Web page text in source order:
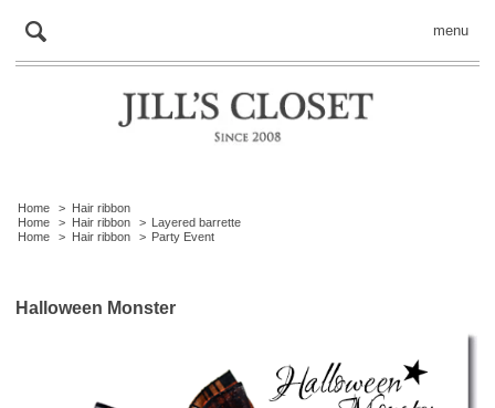
menu
Home > Hair ribbon
Home
> Hair ribbon > Layered barrette
Home
> Hair ribbon > Party Event
Halloween Monster